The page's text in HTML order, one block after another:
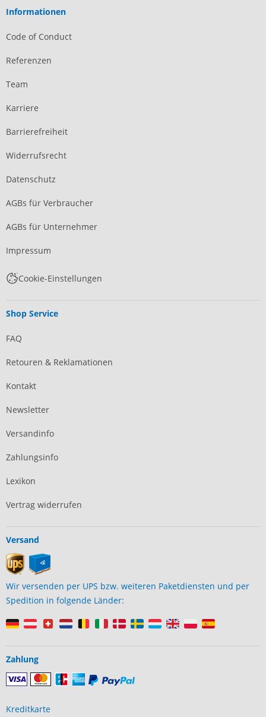
Informationen
Code of Conduct
Referenzen
Team
Karriere
Barrierefreiheit
Widerrufsrecht
Datenschutz
AGBs für Verbraucher
AGBs für Unternehmer
Impressum
Cookie-Einstellungen
Shop Service
FAQ
Retouren & Reklamationen
Kontakt
Newsletter
Versandinfo
Zahlungsinfo
Lexikon
Vertrag widerrufen
Versand
Wir versenden per UPS bzw. weiteren Paketdiensten und per
Spedition in folgende Länder:
Zahlung
Kreditkarte